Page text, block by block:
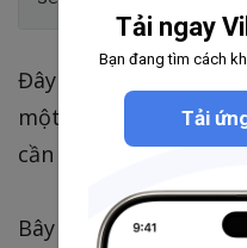
Đây là 2 hàm được
một số hàm khác
cần
Bây giờ ta sẽ đi vào
Tải ngay
Bạn đang tìm cách
Tải